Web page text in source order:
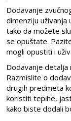
Dodavanje
dimenziju
tako da možete
se opuštate.
mogli opustiti i
Dodavanje detalja
Razmislite o
drugih predmeta
koristiti tepihe,
kako biste dodali